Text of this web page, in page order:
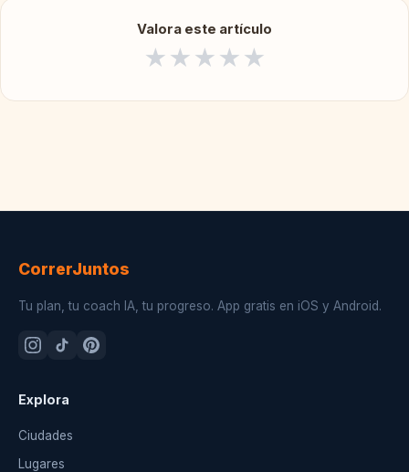
Valora este artículo
★★★★★
CorrerJuntos
Tu plan, tu coach IA, tu progreso. App gratis en iOS y Android.
Explora
Ciudades
Lugares